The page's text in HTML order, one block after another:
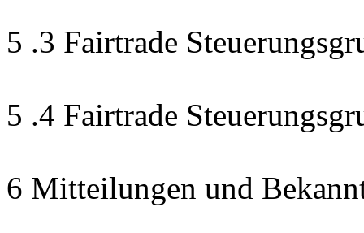
5 .3 Fairtrade
5 .4 Fairtrade
6 Mitteilungen und